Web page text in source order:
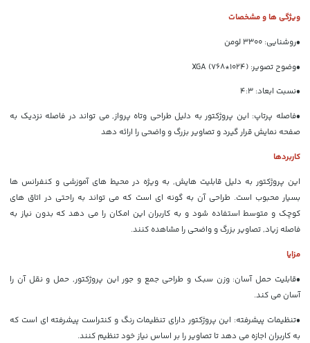
ویژگی ها و مشخصات
•روشنایی: 3300 لومن
•وضوح تصویر: (1024*768) XGA
•نسبت ابعاد: 4:3
•فاصله پرتاپ: این پروژکتور به دلیل طراحی وتاه پرواز, می تواند در فاصله نزدیک به
صفحه نمایش قرار گیرد و تصاویر بزرگ و واضحی را ارائه دهد
کاربردها
این پروژکتور به دلیل قابلیت هایش, به ویژه در محیط های آموزشی و کنفرانس ها
بسیار محبوب است. طراحی آن به گونه ای است که می تواند به راحتی در اتاق های
کوچک و متوسط استفاده شود و به کاربران این امکان را می دهد که بدون نیاز به
فاصله زیاد, تصاویر بزرگ و واضحی را مشاهده کنند.
مزایا
•قابلیت حمل آسان: وزن سبک و طراحی جمع و جور این پروژکتور, حمل و نقل آن را
آسان می کند.
•تنظیمات پیشرفته: این پروژکتور دارای تنظیمات رنگ و کنتراست پیشرفته ای است که
به کاربران اجازه می دهد تا تصاویر را بر اساس نیاز خود تنظیم کنند.